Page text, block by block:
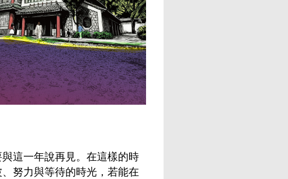
這一年說再見。在這樣的時
努力與等待的時光，若能在